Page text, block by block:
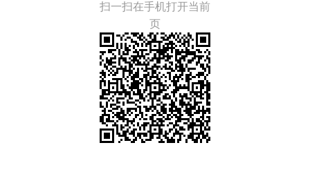
扫一扫在手机打开当前
页